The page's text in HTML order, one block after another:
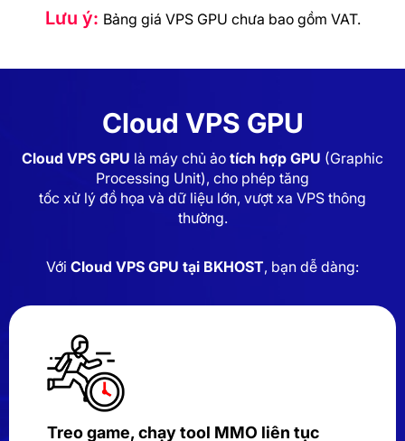
Lưu ý: Bảng giá VPS GPU chưa bao gồm VAT.
Cloud VPS GPU
Cloud VPS GPU là máy chủ ảo tích hợp GPU (Graphic
Processing Unit), cho phép tăng
tốc xử lý đồ họa và dữ liệu lớn, vượt xa VPS thông
thường.
Với Cloud VPS GPU tại BKHOST, bạn dễ dàng:
Treo game, chạy tool MMO liên tục